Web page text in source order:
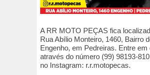
A RR MOTO PEÇAS fica
Rua Abílio Monteiro, 1460, Bairro
Engenho, em Pedreiras. Entre em
através do número (99) 98193-
no Instagram: r.r.motopecas.